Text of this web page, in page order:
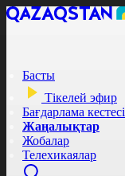
Басты
Тікелей эфир
Бағдарлама кестесі
Жаңалықтар
Жобалар
Телехикаялар